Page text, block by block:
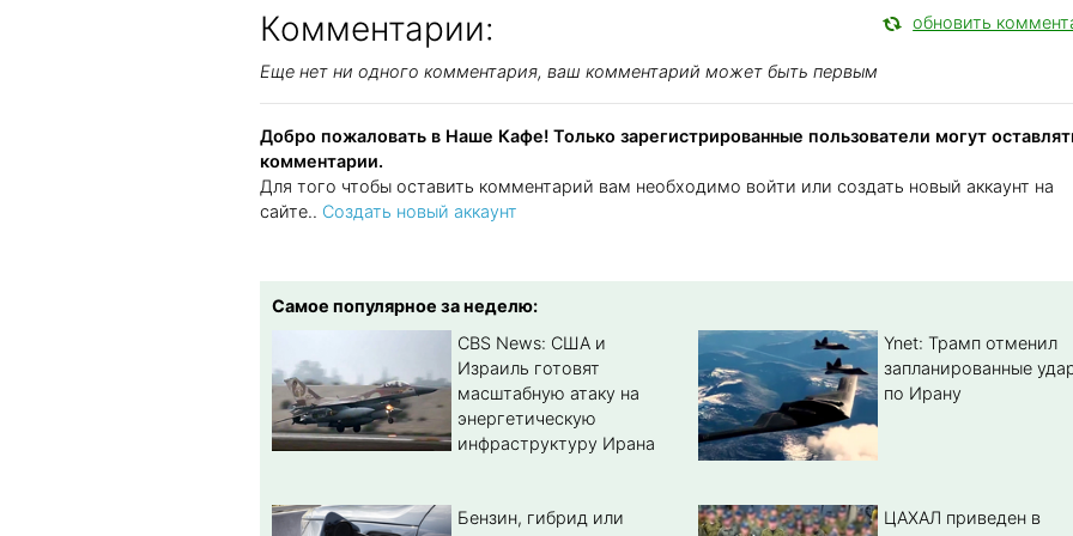
Комментарии: обновить
Еще нет ни одного комментария, ваш комментарий может быть первым
Добро пожаловать в Наше Кафе! Только зарегистрированные пользователи могут
комментарии.
Для того чтобы оставить комментарий вам необходимо войти или создать новый аккаунт на
сайте.. Создать новый аккаунт
Самое популярное за неделю:
CBS News: США и
Израиль готовят
масштабную атаку на
энергетическую
инфраструктуру Ирана
Ynet: Трамп отменил
запланированные
по Ирану
Бензин, гибрид или
ЦАХАЛ приведен в